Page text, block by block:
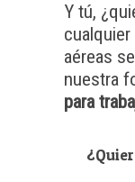
Y tú,
aéreas
nuestra
para